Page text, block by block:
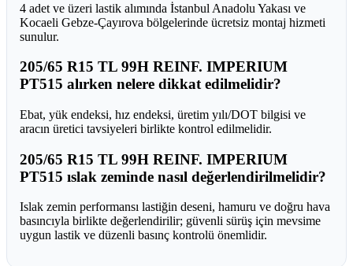
4 adet ve üzeri lastik alımında İstanbul Anadolu Yakası ve
Kocaeli Gebze-Çayırova bölgelerinde ücretsiz montaj hizmeti
sunulur.
205/65 R15 TL 99H REINF. IMPERIUM
PT515 alırken nelere dikkat edilmelidir?
Ebat, yük endeksi, hız endeksi, üretim yılı/DOT bilgisi ve
aracın üretici tavsiyeleri birlikte kontrol edilmelidir.
205/65 R15 TL 99H REINF. IMPERIUM
PT515 ıslak zeminde nasıl değerlendirilmelidir?
Islak zemin performansı lastiğin deseni, hamuru ve doğru hava
basıncıyla birlikte değerlendirilir; güvenli sürüş için mevsime
uygun lastik ve düzenli basınç kontrolü önemlidir.